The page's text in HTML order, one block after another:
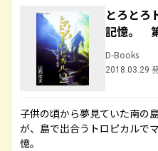
とろとろ
記憶。
D-Books
2018.03.29
子供の頃から夢見ていた南の
が、島で出合うトロピカルで
憶。